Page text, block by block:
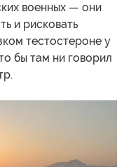
военных — они
и рисковать
тестостероне у
бы там ни говорил